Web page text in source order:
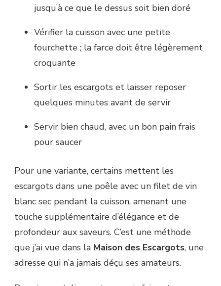
jusqu’à ce que le dessus soit bien doré
Vérifier la cuisson avec une petite
fourchette ; la farce doit être légèrement
croquante
Sortir les escargots et laisser reposer
quelques minutes avant de servir
Servir bien chaud, avec un bon pain frais
pour saucer
Pour une variante, certains mettent les
escargots dans une poêle avec un filet de vin
blanc sec pendant la cuisson, amenant une
touche supplémentaire d’élégance et de
profondeur aux saveurs. C’est une méthode
que j’ai vue dans la Maison des Escargots, une
adresse qui n’a jamais déçu ses amateurs.